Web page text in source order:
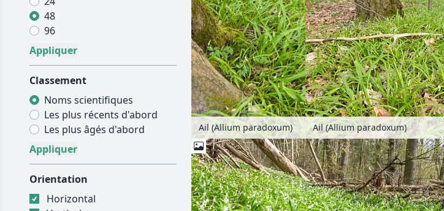
48
96
Classement
Noms scientifiques
Les plus récents d'abord
Les plus âgés d'abord
Orientation
Horizontal
Ail (Allium paradoxum) Ail (Allium paradoxum)